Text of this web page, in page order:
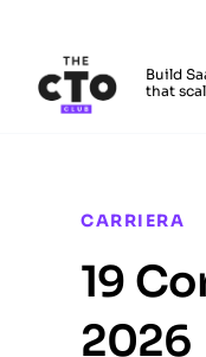
Build
that
CARRIERA
19
2026